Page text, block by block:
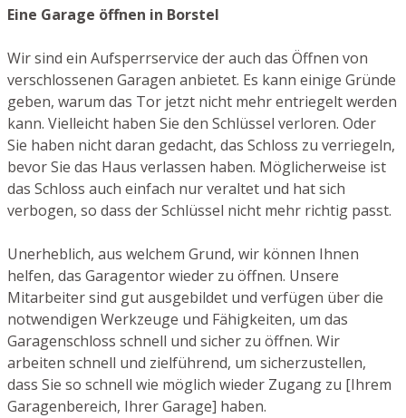
Eine Garage öffnen in Borstel
Wir sind ein Aufsperrservice der auch das Öffnen von
verschlossenen Garagen anbietet. Es kann einige Gründe
geben, warum das Tor jetzt nicht mehr entriegelt werden
kann. Vielleicht haben Sie den Schlüssel verloren. Oder
Sie haben nicht daran gedacht, das Schloss zu verriegeln,
bevor Sie das Haus verlassen haben. Möglicherweise ist
das Schloss auch einfach nur veraltet und hat sich
verbogen, so dass der Schlüssel nicht mehr richtig passt.
Unerheblich, aus welchem Grund, wir können Ihnen
helfen, das Garagentor wieder zu öffnen. Unsere
Mitarbeiter sind gut ausgebildet und verfügen über die
notwendigen Werkzeuge und Fähigkeiten, um das
Garagenschloss schnell und sicher zu öffnen. Wir
arbeiten schnell und zielführend, um sicherzustellen,
dass Sie so schnell wie möglich wieder Zugang zu [Ihrem
Garagenbereich, Ihrer Garage] haben.